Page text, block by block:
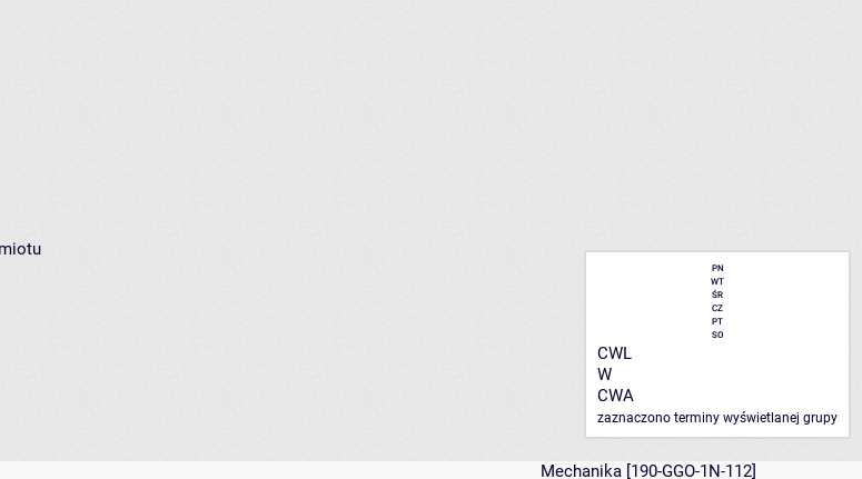
PN
WT
ŚR
CZ
PT
SO
CWL
W
CWA
zaznaczono terminy wyświetlanej grupy
Mechanika [190-GGO-1N-112]